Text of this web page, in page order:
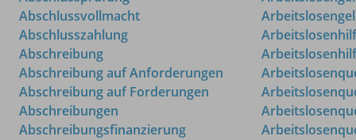
Abschlussvollmacht
Abschlusszahlung
Abschreibung
Abschreibung auf Anforderungen
Abschreibung auf Forderungen
Abschreibungen
Abschreibungsfinanzierung